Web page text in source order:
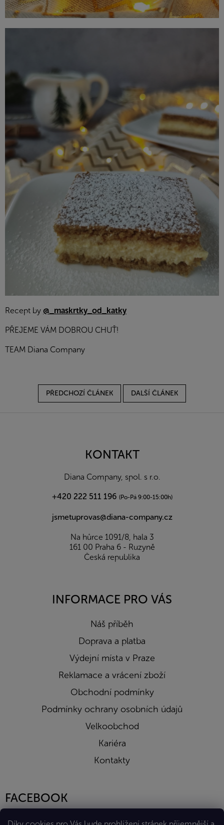
Recept by @_maskrtky_od_katky
PŘEJEME VÁM DOBROU CHUŤ!
TEAM Diana Company
PŘEDCHOZÍ ČLÁNEK DALŠÍ ČLÁNEK
KONTAKT
Diana Company, spol. s r.o.
+420 222 511 196 (Po-Pá 9:00-15:00h)
jsmetuprovas@diana-company.cz
Na hůrce 1091/8, hala 3
161 00 Praha 6 - Ruzyně
Česká republika
INFORMACE PRO VÁS
Náš příběh
Doprava a platba
Výdejní místa v Praze
Reklamace a vrácení zboží
Obchodní podmínky
Podmínky ochrany osobních údajů
Velkoobchod
Kariéra
Kontakty
FACEBOOK